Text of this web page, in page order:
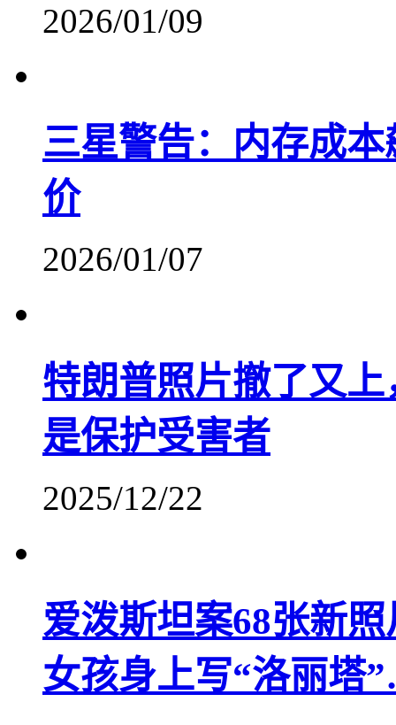
2026/01/09
三星警告：内存成
价
2026/01/07
特朗普照片撤了又
是保护受害者
2025/12/22
爱泼斯坦案68张新
女孩身上写“洛丽塔